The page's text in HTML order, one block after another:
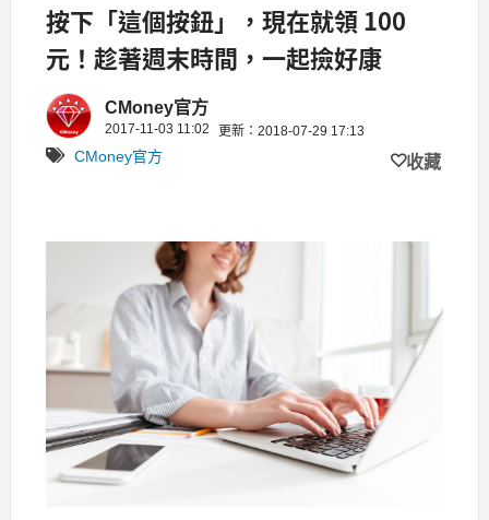
按下「這個按鈕」，現在就領 100
元！趁著週末時間，一起撿好康
CMoney官方
2017-11-03 11:02 更新：2018-07-29 17:13
CMoney官方 收藏